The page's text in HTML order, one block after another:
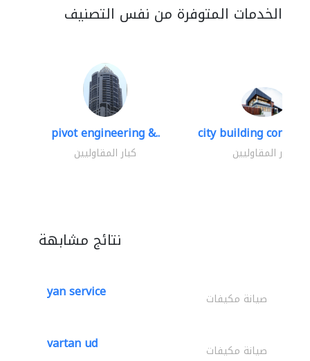
الخدمات المتوفرة من نفس التصنيف
pivot engineering &..
كبار المقاوليين
city building
كبار المقاوليين
نتائج مشابهة
yan service صيانة مكيفات
vartan ud صيانة مكيفات